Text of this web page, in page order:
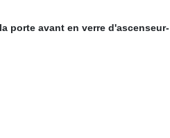
porte avant en verre d'ascenseur-